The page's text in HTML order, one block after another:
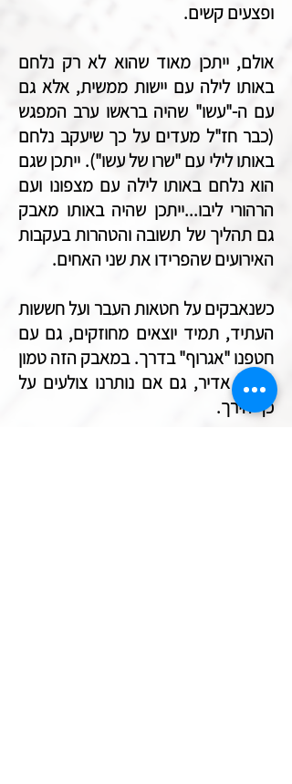
ופצעים קשים.
אולם, ייתכן מאוד שהוא לא רק נלחם
באותו לילה עם יישות ממשית, אלא גם
עם ה-"עשו" שהיה בראשו ערב המפגש
(כבר חז"ל מעדים על כך שיעקב נלחם
באותו לילי עם "שרו של עשו"). ייתכן שגם
הוא נלחם באותו לילה עם מצפונו ועם
הרהורי ליבו...ייתכן שהיה באותו מאבק
גם תהליך של תשובה והטהרות בעקבות
האירועים שהפרידו את שני האחים.
כשנאבקים על חטאות העבר ועל חששות
העתיד, תמיד יוצאים מחוזקים, גם עם
חטפנו "אגרוף" בדרך. במאבק הזה טמון
ניצחון אדיר, גם אם נותרנו צולעים על
כף הירך.